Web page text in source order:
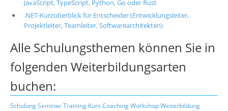
JavaScript, TypeScript, Python, Go oder Rust
.NET-Kurzüberblick für Entscheider (Entwicklungsleiter,
Projektleiter, Teamleiter, Softwarearchitekten)
Alle Schulungsthemen können Sie in
folgenden Weiterbildungsarten
buchen:
SchulungSeminarTraining Kurs CoachingWorkshopWeiterbildung